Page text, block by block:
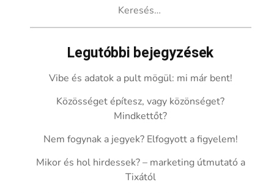
Legutóbbi bejegyzések
Vibe és adatok a pult mögül: mi már bent!
Közösséget építesz, vagy közönséget?
Mindkettőt?
Nem fogynak a jegyek? Elfogyott a figyelem!
Mikor és hol hirdessek? – marketing útmutató a
Tixától